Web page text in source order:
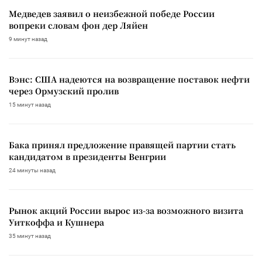
Медведев заявил о неизбежной победе России
вопреки словам фон дер Ляйен
9 минут назад
Вэнс: США надеются на возвращение поставок нефти
через Ормузский пролив
15 минут назад
Бака принял предложение правящей партии стать
кандидатом в президенты Венгрии
24 минуты назад
Рынок акций России вырос из-за возможного визита
Уиткоффа и Кушнера
35 минут назад